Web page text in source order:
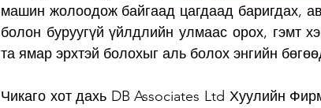
машин жолоодож байгаад цагдаад баригдах,
болон буруугүй үйлдлийн улмаас орох, гэмт
та ямар эрхтэй болохыг аль болох энгийн
Чикаго хот дахь DB Associates Ltd Хуулийн